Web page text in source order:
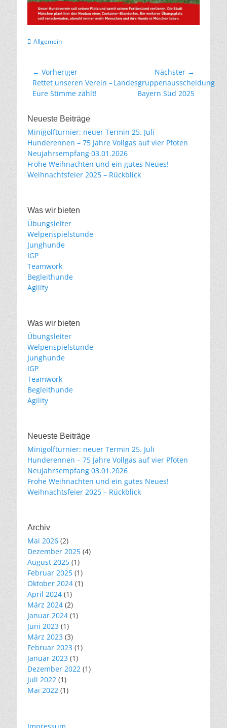
Kategorien
Allgemein
Beitragsnavigation
← Vorheriger
Vorheriger
Beitrag:
Rettet unseren Verein –
Eure Stimme zählt!
Nächster →
Nächster
Beitrag:
Landesgruppenausscheidung
Bayern Süd 2025
Neueste Beiträge
Minigolfturnier: neuer Termin 25. Juli
Hunderennen – 75 Jahre Vollgas auf vier Pfoten
Neujahrsempfang 03.01.2026
Frohe Weihnachten und ein gutes Neues!
Weihnachtsfeier 2025 – Rückblick
Was wir bieten
Übungsleiter
Welpenspielstunde
Junghunde
IGP
Teamwork
Begleithunde
Agility
Was wir bieten
Übungsleiter
Welpenspielstunde
Junghunde
IGP
Teamwork
Begleithunde
Agility
Neueste Beiträge
Minigolfturnier: neuer Termin 25. Juli
Hunderennen – 75 Jahre Vollgas auf vier Pfoten
Neujahrsempfang 03.01.2026
Frohe Weihnachten und ein gutes Neues!
Weihnachtsfeier 2025 – Rückblick
Archiv
Mai 2026 (2)
Dezember 2025 (4)
August 2025 (1)
Februar 2025 (1)
Oktober 2024 (1)
April 2024 (1)
März 2024 (2)
Januar 2024 (1)
Juni 2023 (1)
März 2023 (3)
Februar 2023 (1)
Januar 2023 (1)
Dezember 2022 (1)
Juli 2022 (1)
Mai 2022 (1)